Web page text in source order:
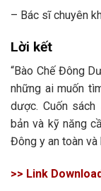
– Bác sĩ chuyên
Lời kết
“Bào Chế Đông
những ai muốn
dược. Cuốn
bản và kỹ năng
Đông y an toàn và
>> Link